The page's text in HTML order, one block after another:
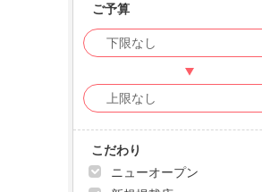
ご予算
こだわり
ニューオープン